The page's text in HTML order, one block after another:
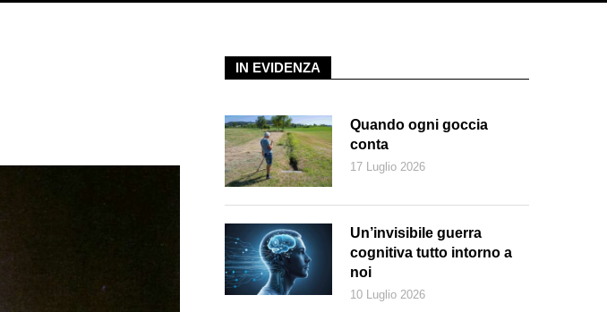
IN EVIDENZA
Quando ogni goccia
conta
17 Luglio 2026
Un’invisibile guerra
cognitiva tutto intorno a
noi
10 Luglio 2026